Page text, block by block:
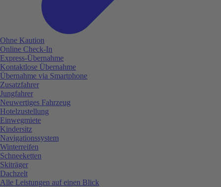
Ohne Kaution
Online Check-In
Express-Übernahme
Kontaktlose Übernahme
Übernahme via Smartphone
Zusatzfahrer
Jungfahrer
Neuwertiges Fahrzeug
Hotelzustellung
Einwegmiete
Kindersitz
Navigationssystem
Winterreifen
Schneeketten
Skiträger
Dachzelt
Alle Leistungen auf einen Blick